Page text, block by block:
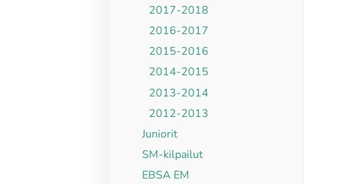
2017-2018
2016-2017
2015-2016
2014-2015
2013-2014
2012-2013
Juniorit
SM-kilpailut
EBSA EM